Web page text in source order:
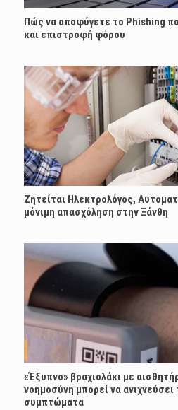
Πώς να αποφύγετε το Phishing
και επιστροφή φόρου
Ζητείται Ηλεκτρολόγος,
μόνιμη απασχόληση στην Ξάνθη
«Έξυπνο» βραχιολάκι με
νοημοσύνη μπορεί να
συμπτώματα